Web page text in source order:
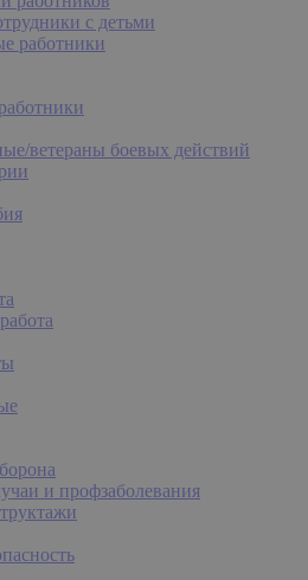
с детьми
работники
ветераны боевых действий
и профзаболевания